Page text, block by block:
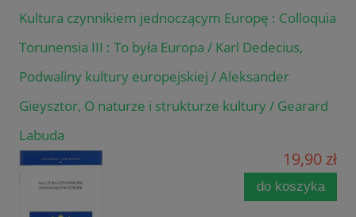
Kultura czynnikiem jednoczącym Europę : Colloquia
Torunensia III : To była Europa / Karl Dedecius,
Podwaliny kultury europejskiej / Aleksander
Gieysztor, O naturze i strukturze kultury / Gearard
Labuda
19,90 zł
do koszyka